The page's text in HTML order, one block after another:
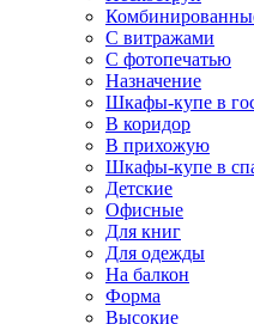
С витражами
С фотопечатью
Назначение
Шкафы-купе в
В коридор
В прихожую
Шкафы-купе в
Детские
Офисные
Для книг
Для одежды
На балкон
Форма
Высокие